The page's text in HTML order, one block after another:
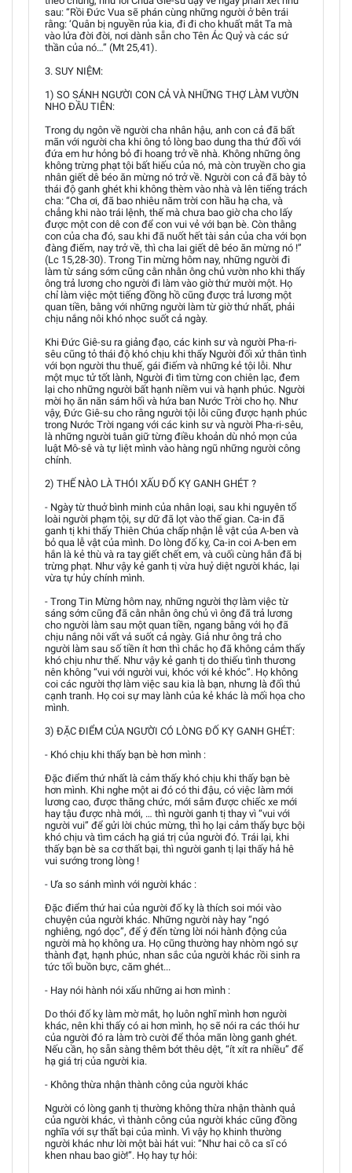
sau: “Rồi Đức Vua sẽ phán cùng những người ở bên trái
rằng: ‘Quân bị nguyền rủa kia, đi đi cho khuất mắt Ta mà
vào lửa đời đời, nơi dành sẵn cho Tên Ác Quỷ và các sứ
thần của nó…” (Mt 25,41).
3. SUY NIỆM:
1) SO SÁNH NGƯỜI CON CẢ VÀ NHỮNG THỢ LÀM VƯỜN
NHO ĐẦU TIÊN:
Trong dụ ngôn về người cha nhân hậu, anh con cả đã bất
mãn với người cha khi ông tỏ lòng bao dung tha thứ đối với
đứa em hư hỏng bỏ đi hoang trở về nhà. Không những ông
không trừng phạt tội bất hiếu của nó, mà còn truyền cho gia
nhân giết dê béo ăn mừng nó trở về. Người con cả đã bày tỏ
thái độ ganh ghét khi không thèm vào nhà và lên tiếng trách
cha: “Cha ơi, đã bao nhiêu năm trời con hầu hạ cha, và
chẳng khi nào trái lệnh, thế mà chưa bao giờ cha cho lấy
được một con dê con để con vui vẻ với bạn bè. Còn thằng
con của cha đó, sau khi đã nuốt hết tài sản của cha với bọn
đàng điếm, nay trở về, thì cha lai giết dê béo ăn mừng nó !”
(Lc 15,28-30). Trong Tin mừng hôm nay, những người đi
làm từ sáng sớm cũng cằn nhằn ông chủ vườn nho khi thấy
ông trả lương cho người đi làm vào giờ thứ mười một. Họ
chỉ làm việc một tiếng đồng hồ cũng được trả lương một
quan tiền, bằng với những người làm từ giờ thứ nhất, phải
chịu nắng nôi khó nhọc suốt cả ngày.
Khi Đức Giê-su ra giảng đạo, các kinh sư và người Pha-ri-
sêu cũng tỏ thái độ khó chịu khi thấy Người đối xử thân tình
với bọn người thu thuế, gái điếm và những kẻ tội lỗi. Như
một mục tử tốt lành, Người đi tìm từng con chiên lạc, đem
lại cho những người bất hạnh niềm vui và hạnh phúc. Người
mời họ ăn năn sám hối và hứa ban Nước Trời cho họ. Như
vậy, Đức Giê-su cho rằng người tội lỗi cũng được hạnh phúc
trong Nước Trời ngang với các kinh sư và người Pha-ri-sêu,
là những người tuân giữ từng điều khoản dù nhỏ mọn của
luật Mô-sê và tự liệt mình vào hàng ngũ những người công
chính.
2) THẾ NÀO LÀ THÓI XẤU ĐỐ KỴ GANH GHÉT ?
- Ngày từ thuở bình minh của nhân loại, sau khi nguyên tổ
loài người phạm tội, sự dữ đã lọt vào thế gian. Ca-in đã
ganh tị khi thấy Thiên Chúa chấp nhận lễ vật của A-ben và
bỏ qua lễ vật của mình. Do lòng đố kỵ, Ca-in coi A-ben em
hắn là kẻ thù và ra tay giết chết em, và cuối cùng hắn đã bị
trừng phạt. Như vậy kẻ ganh tị vừa huỷ diệt người khác, lại
vừa tự hủy chính mình.
- Trong Tin Mừng hôm nay, những người thợ làm việc từ
sáng sớm cũng đã cằn nhằn ông chủ vì ông đã trả lương
cho người làm sau một quan tiền, ngang bằng với họ đã
chịu nắng nôi vất vả suốt cả ngày. Giả như ông trả cho
người làm sau số tiền ít hơn thì chắc họ đã không cảm thấy
khó chịu như thế. Như vậy kẻ ganh tị do thiếu tình thương
nên không “vui với người vui, khóc với kẻ khóc”. Họ không
coi các người thợ làm việc sau kia là bạn, nhưng là đối thủ
cạnh tranh. Họ coi sự may lành của kẻ khác là mối họa cho
mình.
3) ĐẶC ĐIỂM CỦA NGƯỜI CÓ LÒNG ĐỐ KỴ GANH GHÉT:
- Khó chịu khi thấy bạn bè hơn mình :
Đặc điểm thứ nhất là cảm thấy khó chịu khi thấy bạn bè
hơn mình. Khi nghe một ai đó có thi đậu, có việc làm mới
lương cao, được thăng chức, mới sắm được chiếc xe mới
hay tậu được nhà mới, … thì người ganh tị thay vì “vui với
người vui” để gửi lời chúc mừng, thì họ lại cảm thấy bực bội
khó chịu và tìm cách hạ giá trị của người đó. Trái lại, khi
thấy bạn bè sa cơ thất bại, thì người ganh tị lại thấy hả hê
vui sướng trong lòng !
- Ưa so sánh mình với người khác :
Đặc điểm thứ hai của người đố kỵ là thích soi mói vào
chuyện của người khác. Những người này hay “ngó
nghiêng, ngó dọc”, để ý đến từng lời nói hành động của
người mà họ không ưa. Họ cũng thường hay nhòm ngó sự
thành đạt, hạnh phúc, nhan sắc của người khác rồi sinh ra
tức tối buồn bực, căm ghét...
- Hay nói hành nói xấu những ai hơn mình :
Do thói đố kỵ làm mờ mắt, họ luôn nghĩ mình hơn người
khác, nên khi thấy có ai hơn mình, họ sẽ nói ra các thói hư
của người đó ra làm trò cười để thỏa mãn lòng ganh ghét.
Nếu cần, họ sẵn sàng thêm bớt thêu dệt, “ít xít ra nhiều” để
hạ giá trị của người kia.
- Không thừa nhận thành công của người khác
Người có lòng ganh tị thường không thừa nhận thành quả
của người khác, vì thành công của người khác cũng đồng
nghĩa với sự thất bại của mình. Vì vậy họ khinh thường
người khác như lời một bài hát vui: “Như hai cô ca sĩ có
khen nhau bao giờ!”. Họ hay tự hỏi: